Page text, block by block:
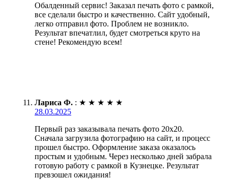
Обалденный сервис! Заказал печать фото с рамкой,
все сделали быстро и качественно. Сайт удобный,
легко отправил фото. Проблем не возникло.
Результат впечатлил, будет смотреться круто на
стене! Рекомендую всем!
Лариса Ф. : ★ ★ ★ ★ ★
28.03.2025
Первый раз заказывала печать фото 20х20.
Сначала загрузила фотографию на сайт, и процесс
прошел быстро. Оформление заказа оказалось
простым и удобным. Через несколько дней забрала
готовую работу с рамкой в Кузнецке. Результат
превзошел ожидания!